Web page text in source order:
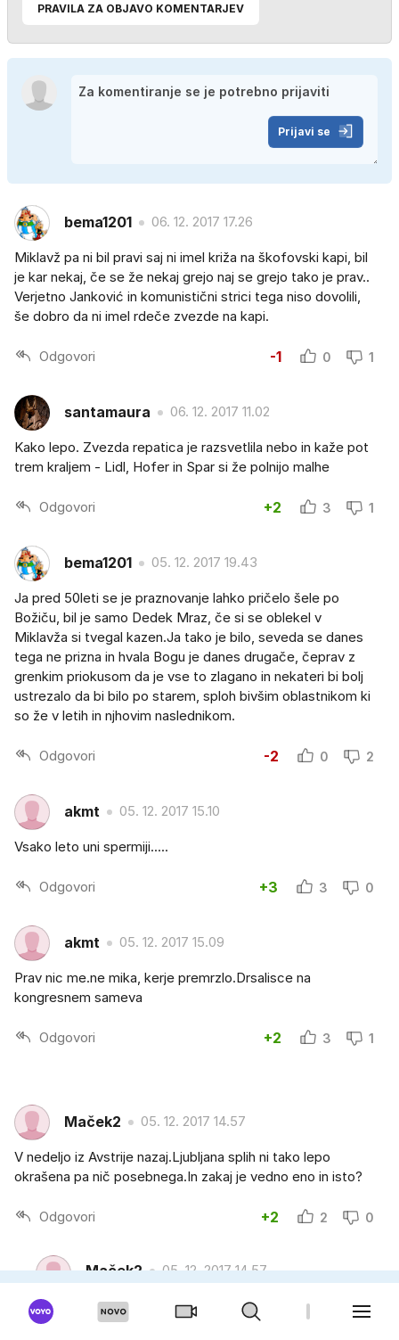
PRAVILA ZA OBJAVO KOMENTARJEV
Prijavi se
bema1201 06. 12. 2017 17.26
Miklavž pa ni bil pravi saj ni imel križa na škofovski kapi, bil
je kar nekaj, če se že nekaj grejo naj se grejo tako je prav..
Verjetno Janković in komunistični strici tega niso dovolili,
še dobro da ni imel rdeče zvezde na kapi.
Odgovori -1 0 1
santamaura 06. 12. 2017 11.02
Kako lepo. Zvezda repatica je razsvetlila nebo in kaže pot
trem kraljem - Lidl, Hofer in Spar si že polnijo malhe
Odgovori +2 3 1
bema1201 05. 12. 2017 19.43
Ja pred 50leti se je praznovanje lahko pričelo šele po
Božiču, bil je samo Dedek Mraz, če si se oblekel v
Miklavža si tvegal kazen.Ja tako je bilo, seveda se danes
tega ne prizna in hvala Bogu je danes drugače, čeprav z
grenkim priokusom da je vse to zlagano in nekateri bi bolj
ustrezalo da bi bilo po starem, sploh bivšim oblastnikom ki
so že v letih in njhovim naslednikom.
Odgovori -2 0 2
akmt 05. 12. 2017 15.10
Vsako leto uni spermiji.....
Odgovori +3 3 0
akmt 05. 12. 2017 15.09
Prav nic me.ne mika, kerje premrzlo.Drsalisce na
kongresnem sameva
Odgovori +2 3 1
Maček2 05. 12. 2017 14.57
V nedeljo iz Avstrije nazaj.Ljubljana splih ni tako lepo
okrašena pa nič posebnega.In zakaj je vedno eno in isto?
Odgovori +2 2 0
Maček2 05. 12. 2017 14.57
Sploh